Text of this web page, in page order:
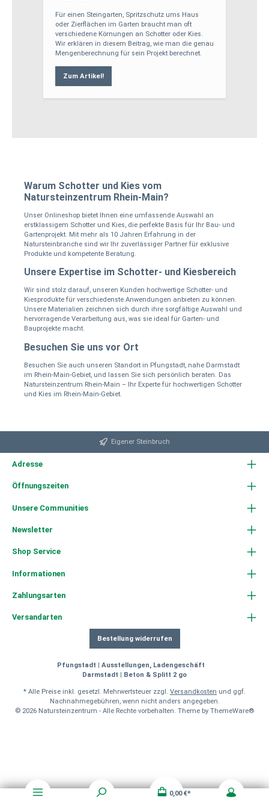
0,00 €*
Für einen Steingarten, Spritzschutz ums Haus
oder Zierflächen im Garten braucht man oft
verschiedene Körnungen an Schotter oder Kies.
Wir erklären in diesem Beitrag, wie man die genau
Mengenberechnung für sein Projekt berechnet.
Zum Artikel!
Warum Schotter und Kies vom
Natursteinzentrum Rhein-Main?
Unser Onlineshop bietet Ihnen eine umfassende Auswahl an
erstklassigem Schotter und Kies, die perfekte Basis für Ihr Bau- und
Gartenprojekt. Mit mehr als 10 Jahren Erfahrung in der
Natursteinbranche sind wir Ihr zuverlässiger Partner für exklusive
Produkte und kompetente Beratung.
Unsere Expertise im Schotter- und Kiesbereich
Wir sind stolz darauf, unseren Kunden hochwertige Schotter- und
Kiesprodukte für verschiedenste Anwendungen anbieten zu können.
Unsere Materialien zeichnen sich durch ihre sorgfältige Auswahl und
hervorragende Verarbeitung aus, was sie ideal für Garten- und
Bauprojekte macht.
Besuchen Sie uns vor Ort
Besuchen Sie auch unseren Standort in Pfungstadt, nahe Darmstadt
im Rhein-Main-Gebiet, und lassen Sie sich persönlich beraten. Das
Natursteinzentrum Rhein-Main – Ihr Experte für hochwertigen Schotter
und Kies im Rhein-Main-Gebiet.
Eigener Steinbruch
Adresse
Öffnungszeiten
Unsere Communities
Newsletter
Shop Service
Informationen
Zahlungsarten
Versandarten
Bestellung widerrufen
Pfungstadt | Ausstellungen, Ladengeschäft
Darmstadt | Beton & Splitt 2 go
* Alle Preise inkl. gesetzl. Mehrwertsteuer zzgl. Versandkosten und ggf.
Nachnahmegebühren, wenn nicht anders angegeben.
© 2026 Natursteinzentrum - Alle Rechte vorbehalten. Theme by ThemeWare®